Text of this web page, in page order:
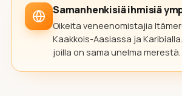
Samanhenkisiä ihmisiä
Oikeita veneenomistajia
Kaakkois-Aasiassa ja
joilla on sama unelma merestä.